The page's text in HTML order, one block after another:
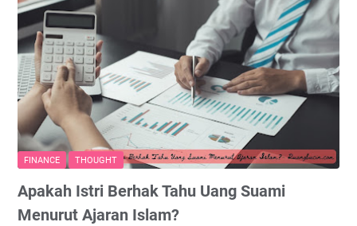
t
i
n
a
n
M
i
n
a
A
n
a
P
e
r
s
n
B
a
g
i
FINANCE THOUGHT
Apakah Istri Berhak Tahu Uang Suami
Menurut Ajaran Islam?